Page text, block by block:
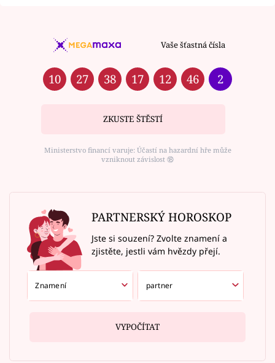
Vaše šťastná čísla
10 27 38 17 12 46 2
ZKUSTE ŠTĚSTÍ
Ministerstvo financí varuje: Účastí na hazardní hře může
vzniknout závislost ⑱
PARTNERSKÝ HOROSKOP
Jste si souzení? Zvolte znamení a
zjistěte, jestli vám hvězdy přejí.
VYPOČÍTAT